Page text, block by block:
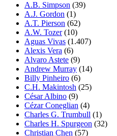
A.B. Simpson (39)
A.J. Gordon (1)
A.T. Pierson (62)
A.W. Tozer(10)
Aguas Vivas (1.407)
Alexis Vera (6)
Alvaro Astete (9)
Andrew Murray (14)
Billy Pinheiro (6)
C.H. Makintosh (25)
César Albino (9)
Cézar Coneglian (4)
Charles G. Trumbull (1)
Charles H. Spurgeon (32)
Christian Chen (57)